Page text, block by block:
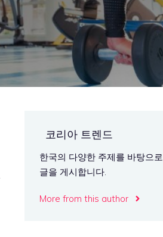
코리아 트렌드
한국의 다양한 주제를 바탕으로
글을 게시합니다.
More from this author